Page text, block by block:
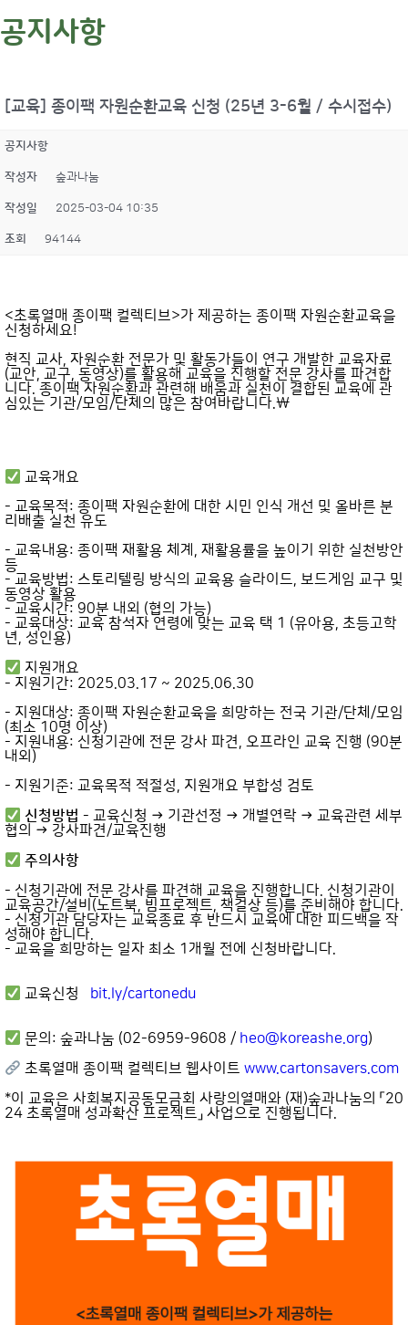
공지사항
[교육] 종이팩 자원순환교육 신청 (25년 3-6월 / 수시접수)
공지사항
작성자 숲과나눔
작성일 2025-03-04 10:35
조회 94144
<초록열매 종이팩 컬렉티브>가 제공하는 종이팩 자원순환교육을
신청하세요!
현직 교사, 자원순환 전문가 및 활동가들이 연구 개발한 교육자료
(교안, 교구, 동영상)를 활용해 교육을 진행할 전문 강사를 파견합
니다. 종이팩 자원순환과 관련해 배움과 실천이 결합된 교육에 관
심있는 기관/모임/단체의 많은 참여바랍니다.\
교육개요
- 교육목적: 종이팩 자원순환에 대한 시민 인식 개선 및 올바른 분
리배출 실천 유도
- 교육내용: 종이팩 재활용 체계, 재활용률을 높이기 위한 실천방안
등
- 교육방법: 스토리텔링 방식의 교육용 슬라이드, 보드게임 교구 및
동영상 활용
- 교육시간: 90분 내외 (협의 가능)
- 교육대상: 교육 참석자 연령에 맞는 교육 택 1 (유아용, 초등고학
년, 성인용)
지원개요
- 지원기간: 2025.03.17 ~ 2025.06.30
- 지원대상: 종이팩 자원순환교육을 희망하는 전국 기관/단체/모임
(최소 10명 이상)
- 지원내용: 신청기관에 전문 강사 파견, 오프라인 교육 진행 (90분
내외)
- 지원기준: 교육목적 적절성, 지원개요 부합성 검토
신청방법- 교육신청 → 기관선정 → 개별연락 → 교육관련 세부
협의 → 강사파견/교육진행
주의사항
- 신청기관에 전문 강사를 파견해 교육을 진행합니다. 신청기관이
교육공간/설비(노트북, 빔프로젝트, 책걸상 등)를 준비해야 합니다.
- 신청기관 담당자는 교육종료 후 반드시 교육에 대한 피드백을 작
성해야 합니다.
- 교육을 희망하는 일자 최소 1개월 전에 신청바랍니다.
교육신청 bit.ly/cartonedu
문의: 숲과나눔 (02-6959-9608 / heo@koreashe.org)
초록열매 종이팩 컬렉티브 웹사이트www.cartonsavers.com
*이 교육은 사회복지공동모금회 사랑의열매와 (재)숲과나눔의 「20
24 초록열매 성과확산 프로젝트」 사업으로 진행됩니다.